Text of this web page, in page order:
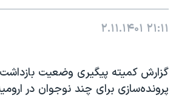
۲۱:۱۱ ۲.۱۱.۱۴۰۱
گزارش کمیته پیگیری وضعیت
پرونده‌سازی برای چند نوجوان در